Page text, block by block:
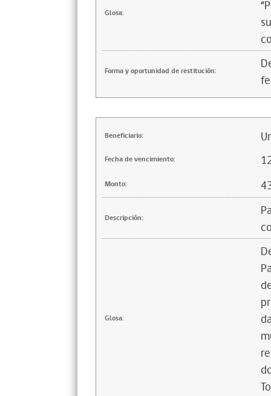
Glosa:
Forma y oportunidad de restitución:
Beneficiario:
Fecha de vencimiento:
Monto:
Descripción:
Glosa: